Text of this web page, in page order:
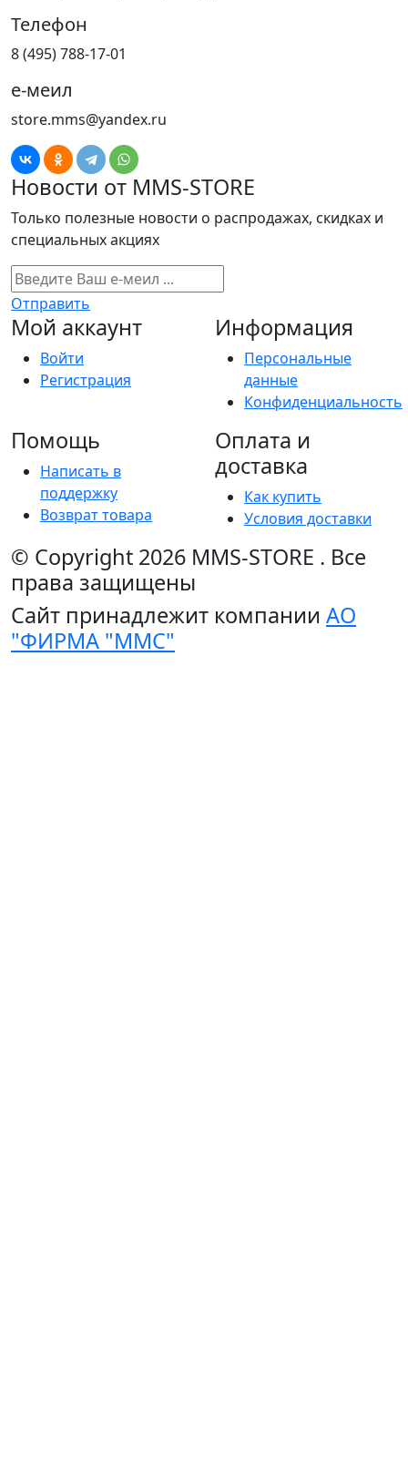
Телефон
8 (495) 788-17-01
е-меил
store.mms@yandex.ru
Новости от MMS-STORE
Только полезные новости о распродажах, скидках и
специальных акциях
Отправить
Мой аккаунт
Войти
Регистрация
Информация
Персональные
данные
Конфиденциальность
Помощь
Написать в
поддержку
Возврат товара
Оплата и
доставка
Как купить
Условия доставки
© Copyright 2026 MMS-STORE . Все
права защищены
Сайт принадлежит компании АО
"ФИРМА "ММС"